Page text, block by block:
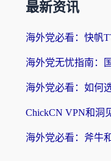
最新资讯